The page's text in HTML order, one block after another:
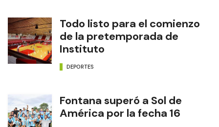
Todo listo para el comienzo
de la pretemporada de
Instituto
DEPORTES
Fontana superó a Sol de
América por la fecha 16